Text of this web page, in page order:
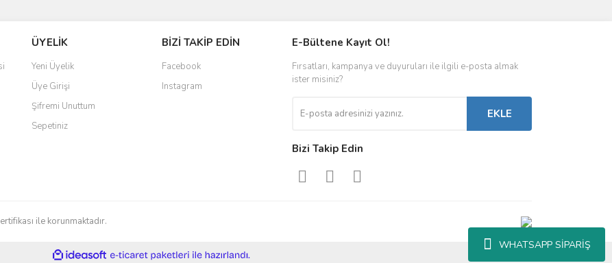
WHATSAPP SİPARİŞ
ÜYELİK
Yeni Üyelik
Üye Girişi
Şifremi Unuttum
Sepetiniz
BİZİ TAKİP EDİN
Facebook
Instagram
E-Bültene Kayıt Ol!
Fırsatları, kampanya ve duyuruları ile ilgili e-posta almak
ister misiniz?
EKLE
Bizi Takip Edin
ile korunmaktadır.
ideasoft
e-